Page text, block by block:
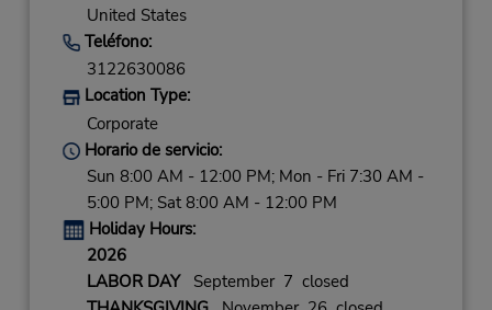
United States
Teléfono:
3122630086
Location Type:
Corporate
Horario de servicio:
Sun 8:00 AM - 12:00 PM; Mon - Fri 7:30 AM -
5:00 PM; Sat 8:00 AM - 12:00 PM
Holiday Hours:
2026
LABOR DAYSeptember 7 closed